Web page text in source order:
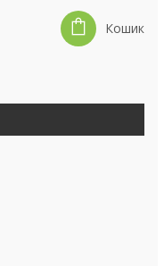
Кошик